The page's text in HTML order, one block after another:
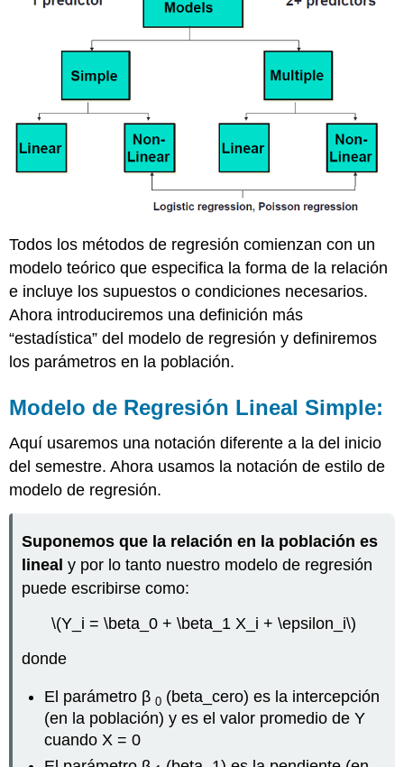
Todos los métodos de regresión comienzan con un
modelo teórico que especifica la forma de la relación
e incluye los supuestos o condiciones necesarios.
Ahora introduciremos una definición más
“estadística” del modelo de regresión y definiremos
los parámetros en la población.
Modelo de Regresión Lineal Simple:
Aquí usaremos una notación diferente a la del inicio
del semestre. Ahora usamos la notación de estilo de
modelo de regresión.
Suponemos que la relación en la población es
lineal y por lo tanto nuestro modelo de regresión
puede escribirse como:
\(Y_i = \beta_0 + \beta_1 X_i + \epsilon_i\)
donde
El parámetro β0 (beta_cero) es la intercepción
(en la población) y es el valor promedio de Y
cuando X = 0